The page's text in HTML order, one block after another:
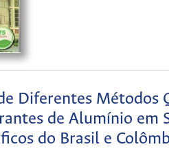
Diferentes Métodos
de Alumínio em
do Brasil e